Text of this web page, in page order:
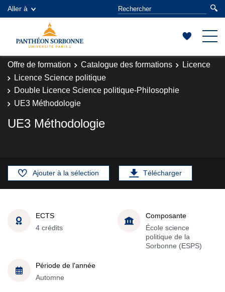
Aller à
Offre de formation Catalogue des formations
Licence
Licence Science politique
Double Licence Science politique-Philosophie
UE3 Méthodologie
UE3 Méthodologie
Ajouter à la sélection Télécharger
ECTS
4 crédits
Composante
École science
politique de la
Sorbonne (ESPS)
Période de l'année
Automne